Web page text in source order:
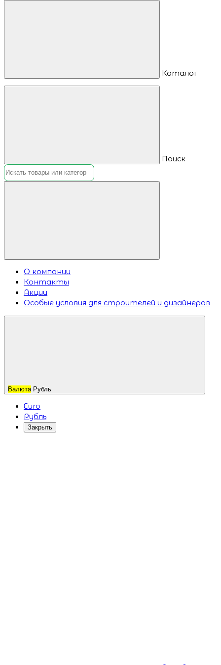
Каталог
Поиск
О компании
Контакты
Акции
Особые условия для строителей и дизайнеров
Валюта Рубль
Euro
Рубль
Закрыть